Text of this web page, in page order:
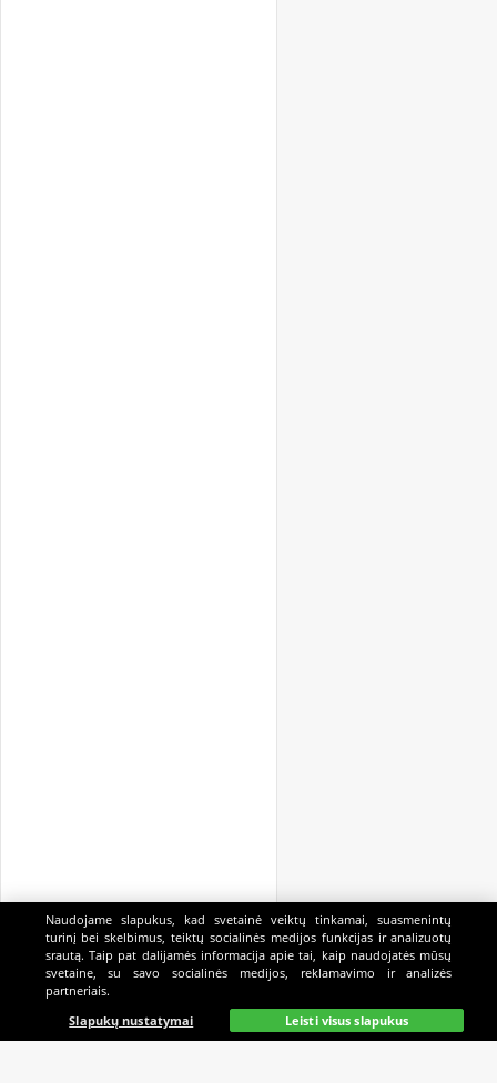
Pagrindinis Gyvai Paieška Mano Kazino
Naudojame slapukus, kad svetainė veiktų tinkamai, suasmenintų
turinį bei skelbimus, teiktų socialinės medijos funkcijas ir analizuotų
srautą. Taip pat dalijamės informacija apie tai, kaip naudojatės mūsų
svetaine, su savo socialinės medijos, reklamavimo ir analizės
partneriais.
Slapukų nustatymai
Leisti visus slapukus